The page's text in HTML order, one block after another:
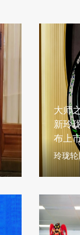
大师
新玲
布上
玲珑